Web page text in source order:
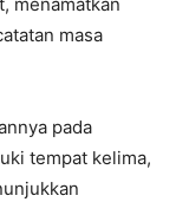
masa
pada
tempat kelima,